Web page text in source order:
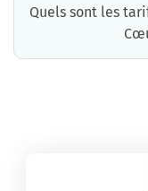
Quels sont les